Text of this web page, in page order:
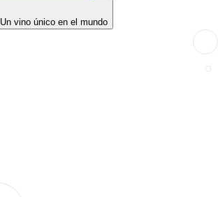
Un vino único en el mundo